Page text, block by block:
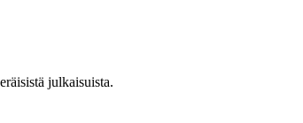
julkaisuista.